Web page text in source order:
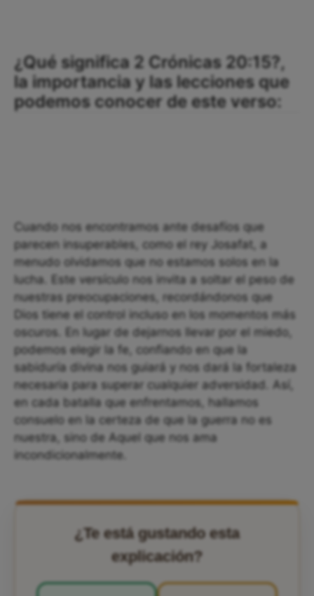
¿Qué significa 2 Crónicas 20:15?,
la importancia y las lecciones que
podemos conocer de este verso:
Cuando nos encontramos ante desafíos que
parecen insuperables, como el rey Josafat, a
menudo olvidamos que no estamos solos en la
lucha. Este versículo nos invita a soltar el peso de
nuestras preocupaciones, recordándonos que
Dios tiene el control incluso en los momentos más
oscuros. En lugar de dejarnos llevar por el miedo,
podemos elegir la fe, confiando en que la
sabiduría divina nos guiará y nos dará la fortaleza
necesaria para superar cualquier adversidad. Así,
en cada batalla que enfrentamos, hallamos
consuelo en la certeza de que la guerra no es
nuestra, sino de Aquel que nos ama
incondicionalmente.
¿Te está gustando esta
explicación?